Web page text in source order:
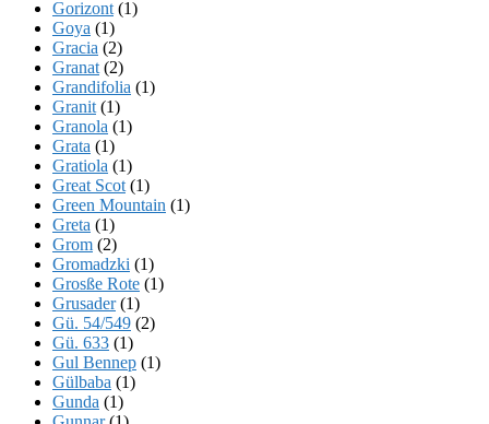
Gorizont (1)
Goya (1)
Gracia (2)
Granat (2)
Grandifolia (1)
Granit (1)
Granola (1)
Grata (1)
Gratiola (1)
Great Scot (1)
Green Mountain (1)
Greta (1)
Grom (2)
Gromadzki (1)
Grosße Rote (1)
Grusader(1)
Gü. 54/549 (2)
Gü. 633 (1)
Gul Bennep (1)
Gülbaba (1)
Gunda (1)